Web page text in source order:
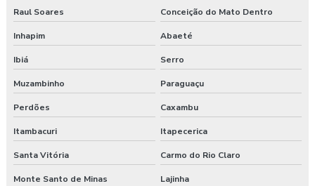
Raul Soares Conceição do Mato Dentro
Inhapim Abaeté
Ibiá Serro
Muzambinho Paraguaçu
Perdões Caxambu
Itambacuri Itapecerica
Santa Vitória Carmo do Rio Claro
Monte Santo de Minas Lajinha